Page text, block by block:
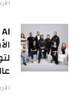
الأربعاء
الأربعاء